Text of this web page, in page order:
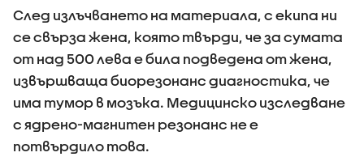
След излъчването на материала, с екипа ни
се свърза жена, която твърди, че за сумата
от над 500 лева е била подведена от жена,
извършваща биорезонанс диагностика, че
има тумор в мозъка. Медицинско изследване
с ядрено-магнитен резонанс не е
потвърдило това.